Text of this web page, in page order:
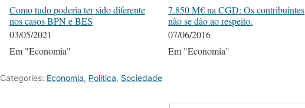
Como tudo poderia ter sido diferente
nos casos BPN e BES
03/05/2021
Em "Economia"
7.850 M€ na CGD: Os contribuintes
não se dão ao respeito.
07/06/2016
Em "Economia"
Categories: Economia, Política, Sociedade